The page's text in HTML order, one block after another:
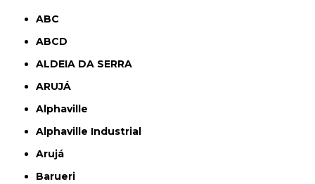
ABC
ABCD
ALDEIA DA SERRA
ARUJÁ
Alphaville
Alphaville Industrial
Arujá
Barueri